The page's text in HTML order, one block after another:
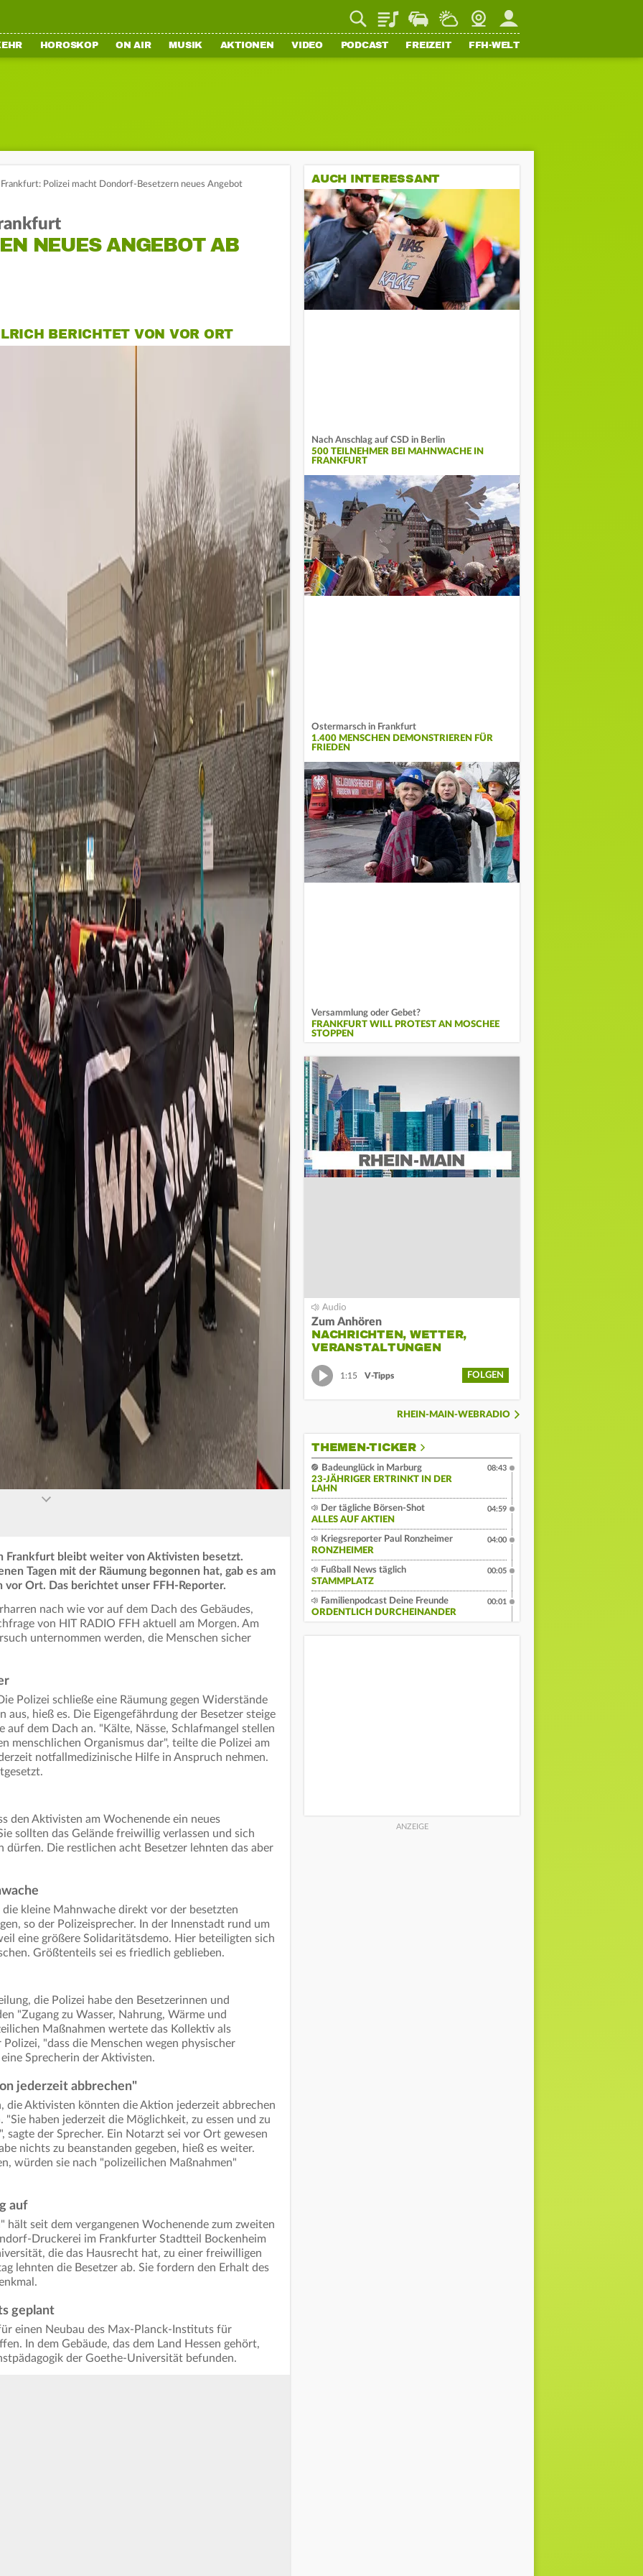
PlaylistStaupilotWetterWebcamMein FFH
HOROSKOP ON AIR MUSIK AKTIONEN VIDEO PODCAST FREIZEIT FFH-WELT
Frankfurt: Polizei macht Dondorf-Besetzern neues Angebot
NEUES ANGEBOT AB
BERICHTET VON VOR ORT
Frankfurt bleibt weiter von Aktivisten besetzt.
Tagen mit der Räumung begonnen hat, gab es am
vor Ort. Das berichtet unser FFH-Reporter.
nach wie vor auf dem Dach des Gebäudes,
von HIT RADIO FFH aktuell am Morgen. Am
unternommen werden, die Menschen sicher
Polizei schließe eine Räumung gegen Widerstände
hieß es. Die Eigengefährdung der Besetzer steige
auf dem Dach an. "Kälte, Nässe, Schlafmangel stellen
menschlichen Organismus dar", teilte die Polizei am
notfallmedizinische Hilfe in Anspruch nehmen.
den Aktivisten am Wochenende ein neues
sollten das Gelände freiwillig verlassen und sich
Die restlichen acht Besetzer lehnten das aber
kleine Mahnwache direkt vor der besetzten
so der Polizeisprecher. In der Innenstadt rund um
eine größere Solidaritätsdemo. Hier beteiligten sich
Größtenteils sei es friedlich geblieben.
die Polizei habe den Besetzerinnen und
"Zugang zu Wasser, Nahrung, Wärme und
Maßnahmen wertete das Kollektiv als
"dass die Menschen wegen physischer
Sprecherin der Aktivisten.
jederzeit abbrechen"
die Aktivisten könnten die Aktion jederzeit abbrechen
haben jederzeit die Möglichkeit, zu essen und zu
der Sprecher. Ein Notarzt sei vor Ort gewesen
nichts zu beanstanden gegeben, hieß es weiter.
würden sie nach "polizeilichen Maßnahmen"
auf
hält seit dem vergangenen Wochenende zum zweiten
Druckerei im Frankfurter Stadtteil Bockenheim
die das Hausrecht hat, zu einer freiwilligen
lehnten die Besetzer ab. Sie fordern den Erhalt des
geplant
einen Neubau des Max-Planck-Instituts für
In dem Gebäude, das dem Land Hessen gehört,
der Goethe-Universität befunden.
AUCH INTERESSANT
Nach Anschlag auf CSD in Berlin
500 TEILNEHMER BEI MAHNWACHE IN
FRANKFURT
Ostermarsch in Frankfurt
1.400 MENSCHEN DEMONSTRIEREN FÜR
FRIEDEN
Versammlung oder Gebet?
FRANKFURT WILL PROTEST AN MOSCHEE
STOPPEN
Zum Anhören
NACHRICHTEN, WETTER,
VERANSTALTUNGEN
1:15 V-Tipps FOLGEN
RHEIN-MAIN-WEBRADIO
THEMEN-TICKER
Badeunglück in Marburg
23-JÄHRIGER ERTRINKT IN DER
LAHN
08:43
Der tägliche Börsen-Shot
ALLES AUF AKTIEN
04:59
Kriegsreporter Paul Ronzheimer
RONZHEIMER
04:00
Fußball News täglich
STAMMPLATZ
00:05
Familienpodcast Deine Freunde
ORDENTLICH DURCHEINANDER
00:01